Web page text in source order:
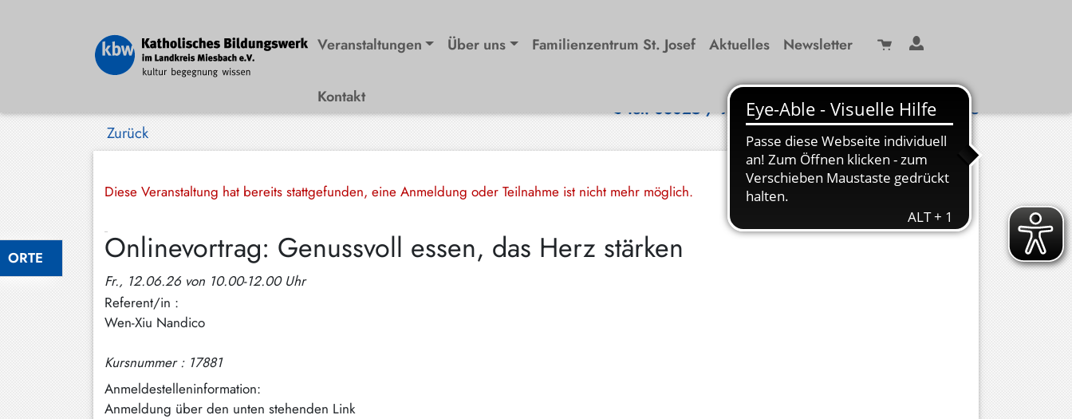
ORTE
Veranstaltungen Über uns Familienzentrum St. Josef Aktuelles Newsletter
Kontakt
Tel. 08025 / 99 29-0
info(at)kbw-miesbach.de
Zurück
Diese Veranstaltung hat bereits stattgefunden, eine Anmeldung oder Teilnahme ist nicht mehr möglich.
Onlinevortrag: Genussvoll essen, das Herz stärken
Fr., 12.06.26 von 10.00-12.00 Uhr
Referent/in :
Wen-Xiu Nandico
Kursnummer : 17881
Anmeldestelleninformation:
Anmeldung über den unten stehenden Link
Wiessee
Bayrischzell
Darching
Elbach
Gmund
Großhartpenning
Hausham
Holzkirchen
Hundham
Irschenberg